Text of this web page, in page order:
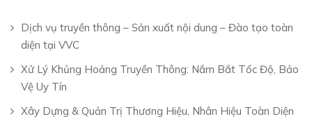
Dịch vụ truyền thông – Sản xuất nội dung – Đào tạo toàn
diện tại VVC
Xử Lý Khủng Hoảng Truyền Thông: Nắm Bắt Tốc Độ, Bảo
Vệ Uy Tín
Xây Dựng & Quản Trị Thương Hiệu, Nhân Hiệu Toàn Diện